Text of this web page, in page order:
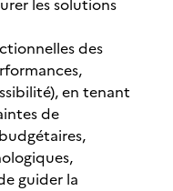
les solutions
des
en tenant
de
guider la